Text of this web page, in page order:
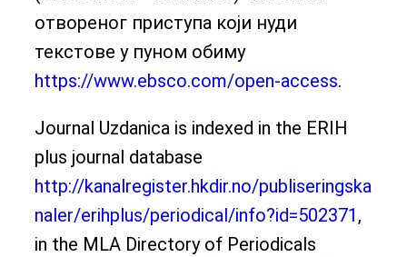
отвореног приступа који нуди
текстове у пуном обиму
https://www.ebsco.com/open-access.
Journal Uzdanica is indexed in the ERIH
plus journal database
http://kanalregister.hkdir.no/publiseringska
naler/erihplus/periodical/info?id=502371 ,
in the MLA Directory of Periodicals